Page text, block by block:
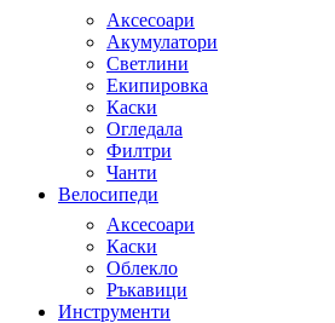
Аксесоари
Акумулатори
Светлини
Екипировка
Каски
Огледала
Филтри
Чанти
Велосипеди
Аксесоари
Каски
Облекло
Ръкавици
Инструменти